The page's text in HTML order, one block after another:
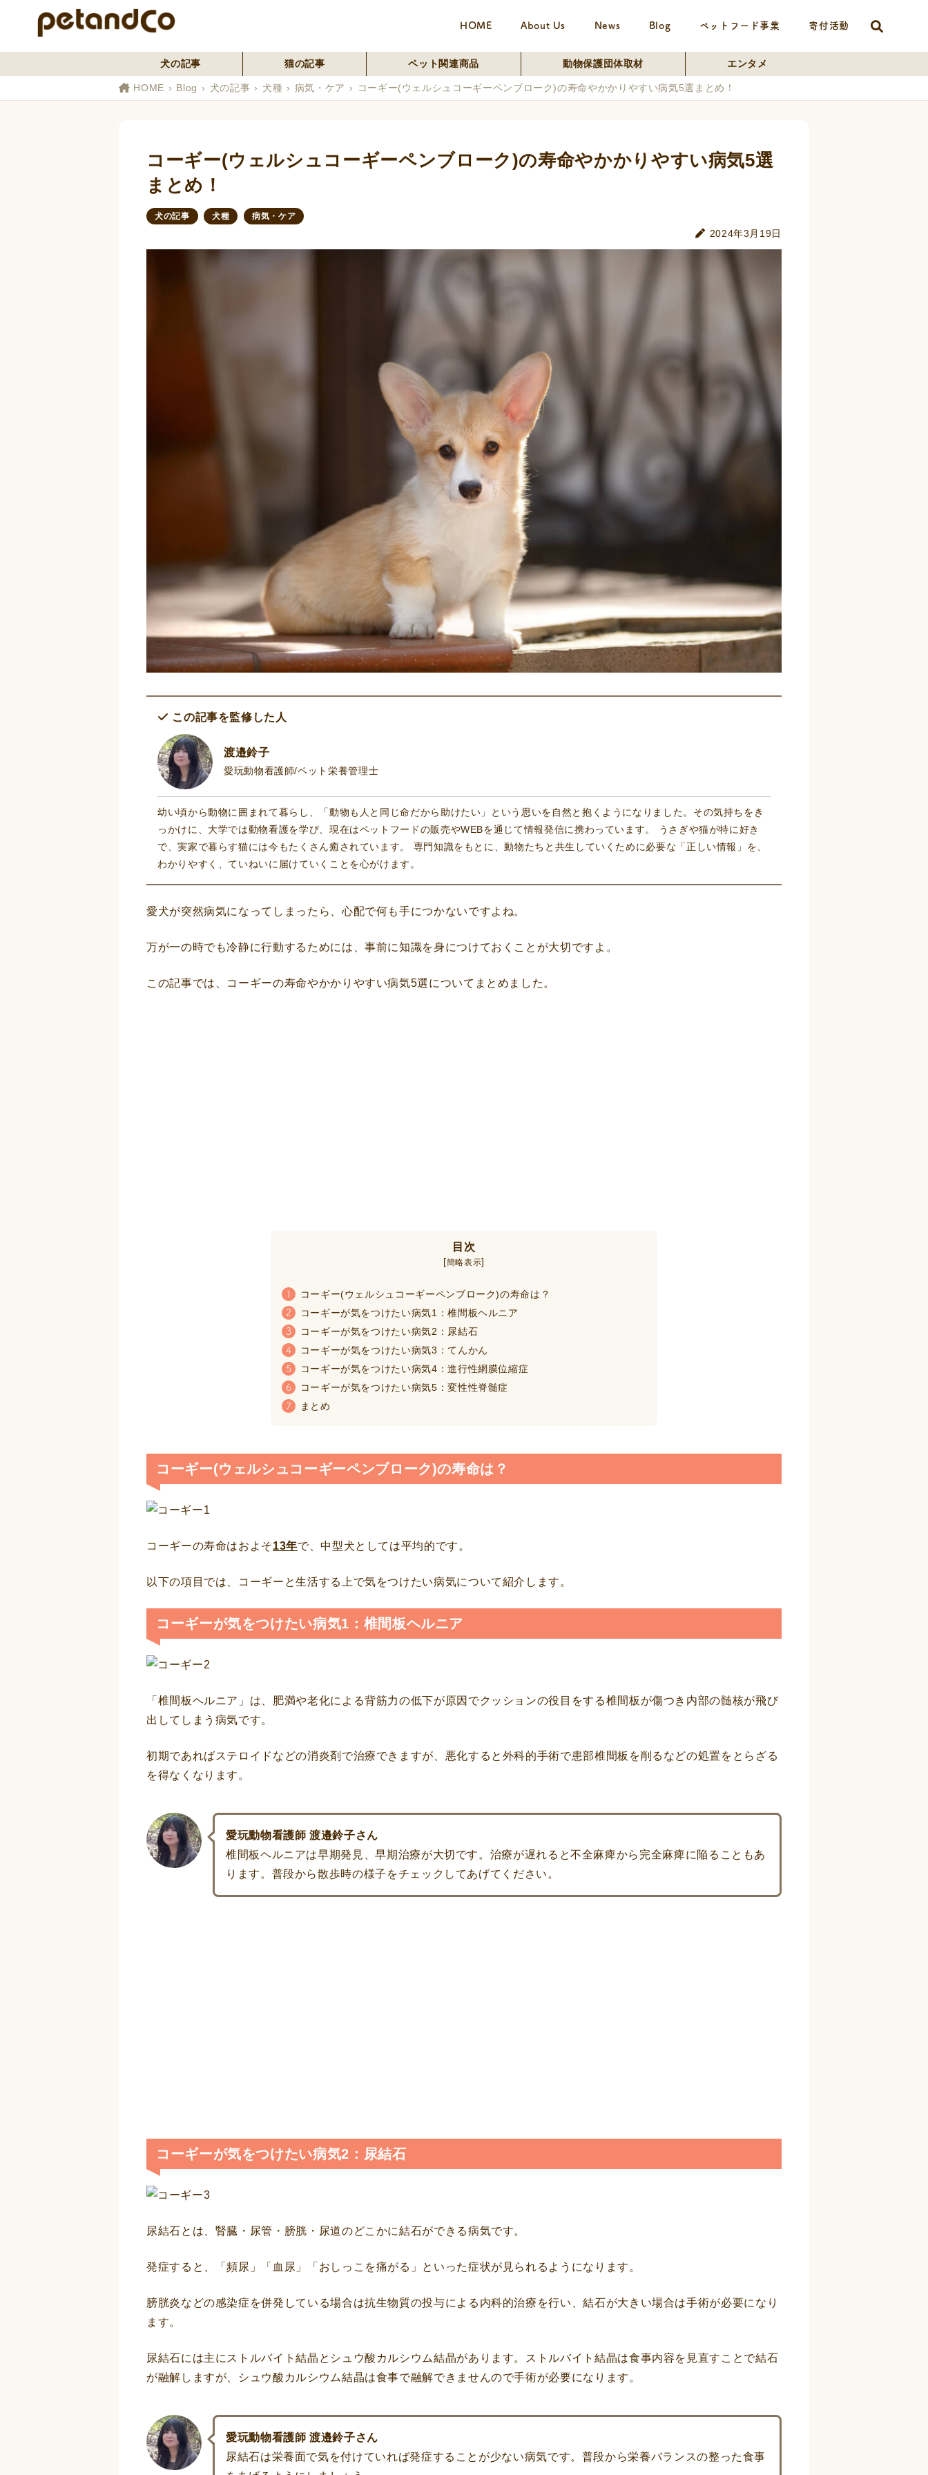
HOME About Us News Blog ペットフード事業 寄付活動
犬の記事 猫の記事 ペット関連商品 動物保護団体取材 エンタメ
HOME Blog 犬の記事 犬種 病気・ケア コーギー(ウェルシュコーギーペンブローク)の寿命やかかりやすい病気5選まとめ！
コーギー(ウェルシュコーギーペンブローク)の寿命やかかりやすい病気5選
まとめ！
犬の記事 犬種 病気・ケア
2024年3月19日
この記事を監修した人
渡邉鈴子
愛玩動物看護師/ペット栄養管理士
幼い頃から動物に囲まれて暮らし、「動物も人と同じ命だから助けたい」という思いを自然と抱くようになりました。その気持ちをき
っかけに、大学では動物看護を学び、現在はペットフードの販売やWEBを通じて情報発信に携わっています。 うさぎや猫が特に好き
で、実家で暮らす猫には今もたくさん癒されています。 専門知識をもとに、動物たちと共生していくために必要な「正しい情報」を、
わかりやすく、ていねいに届けていくことを心がけます。
愛犬が突然病気になってしまったら、心配で何も手につかないですよね。
万が一の時でも冷静に行動するためには、事前に知識を身につけておくことが大切ですよ。
この記事では、コーギーの寿命やかかりやすい病気5選についてまとめました。
目次
[簡略表示]
1 コーギー(ウェルシュコーギーペンブローク)の寿命は？
2 コーギーが気をつけたい病気1：椎間板ヘルニア
3 コーギーが気をつけたい病気2：尿結石
4 コーギーが気をつけたい病気3：てんかん
5 コーギーが気をつけたい病気4：進行性網膜位縮症
6 コーギーが気をつけたい病気5：変性性脊髄症
7 まとめ
コーギー(ウェルシュコーギーペンブローク)の寿命は？
コーギーの寿命はおよそ13年で、中型犬としては平均的です。
以下の項目では、コーギーと生活する上で気をつけたい病気について紹介します。
コーギーが気をつけたい病気1：椎間板ヘルニア
「椎間板ヘルニア」は、肥満や老化による背筋力の低下が原因でクッションの役目をする椎間板が傷つき内部の髄核が飛び
出してしまう病気です。
初期であればステロイドなどの消炎剤で治療できますが、悪化すると外科的手術で患部椎間板を削るなどの処置をとらざる
を得なくなります。
愛玩動物看護師 渡邉鈴子さん
椎間板ヘルニアは早期発見、早期治療が大切です。治療が遅れると不全麻痺から完全麻痺に陥ることもあ
ります。普段から散歩時の様子をチェックしてあげてください。
コーギーが気をつけたい病気2：尿結石
尿結石とは、腎臓・尿管・膀胱・尿道のどこかに結石ができる病気です。
発症すると、「頻尿」「血尿」「おしっこを痛がる」といった症状が見られるようになります。
膀胱炎などの感染症を併発している場合は抗生物質の投与による内科的治療を行い、結石が大きい場合は手術が必要になり
ます。
尿結石には主にストルバイト結晶とシュウ酸カルシウム結晶があります。ストルバイト結晶は食事内容を見直すことで結石
が融解しますが、シュウ酸カルシウム結晶は食事で融解できませんので手術が必要になります。
愛玩動物看護師 渡邉鈴子さん
尿結石は栄養面で気を付けていれば発症することが少ない病気です。普段から栄養バランスの整った食事